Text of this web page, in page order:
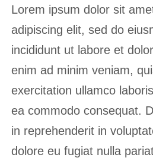
Lorem ipsum dolor sit
adipiscing elit, sed do
incididunt ut labore et
enim ad minim veniam,
exercitation ullamco
ea commodo consequat.
in reprehenderit in
dolore eu fugiat nulla